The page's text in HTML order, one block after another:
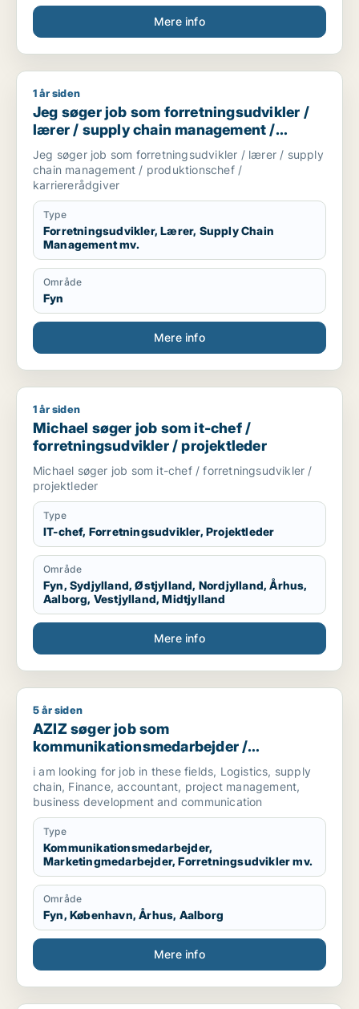
bruger sine hænder. Nye tekknologier some AI/KI.
Internationale virksomheder.
Mere info
Jeg søger job som forretningsudvikler / lærer / supply
1 år siden
Jeg søger job som forretningsudvikler /
lærer / supply chain management /
produktionschef / karriererådgiver
Jeg søger job som forretningsudvikler / lærer / supply
chain management / produktionschef /
karriererådgiver
Type
Forretningsudvikler, Lærer, Supply Chain
Management mv.
Område
Fyn
Mere info
Michael søger job som it-chef / forretningsudvikler /
1 år siden
Michael søger job som it-chef /
forretningsudvikler / projektleder
Michael søger job som it-chef / forretningsudvikler /
projektleder
Type
IT-chef, Forretningsudvikler, Projektleder
Område
Fyn, Sydjylland, Østjylland, Nordjylland, Århus,
Aalborg, Vestjylland, Midtjylland
Mere info
AZIZ søger job som kommunikationsmedarbejder /
5 år siden
AZIZ søger job som
kommunikationsmedarbejder /
marketingmedarbejder /
forretningsudvikler /
regnskabsmedarbejder / revisor
i am looking for job in these fields, Logistics, supply
chain, Finance, accountant, project management,
business development and communication
Type
Kommunikationsmedarbejder,
Marketingmedarbejder, Forretningsudvikler mv.
Område
Fyn, København, Århus, Aalborg
Mere info